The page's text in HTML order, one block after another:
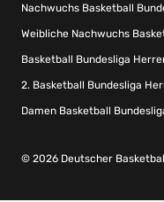
Nachwuchs Basketball
Weibliche Nachwuchs
Basketball Bundesliga
2. Basketball Bundesliga
Damen Basketball
© 2026 Deutscher